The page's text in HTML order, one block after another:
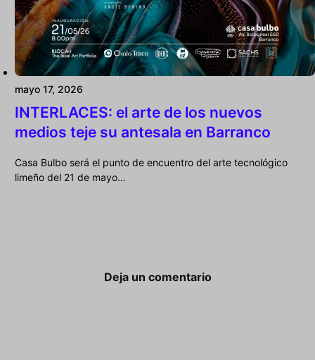
mayo 17, 2026
INTERLACES: el arte de los nuevos
medios teje su antesala en Barranco
Casa Bulbo será el punto de encuentro del arte tecnológico
limeño del 21 de mayo…
Deja un comentario